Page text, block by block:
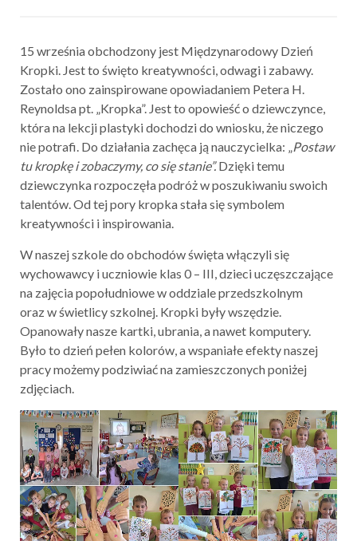
15 września obchodzony jest Międzynarodowy Dzień
Kropki. Jest to święto kreatywności, odwagi i zabawy.
Zostało ono zainspirowane opowiadaniem Petera H.
Reynoldsa pt. „Kropka”. Jest to opowieść o dziewczynce,
która na lekcji plastyki dochodzi do wniosku, że niczego
nie potrafi. Do działania zachęca ją nauczycielka: „Postaw
tu kropkę i zobaczymy, co się stanie”.Dzięki temu
dziewczynka rozpoczęła podróż w poszukiwaniu swoich
talentów. Od tej pory kropka stała się symbolem
kreatywności i inspirowania.
W naszej szkole do obchodów święta włączyli się
wychowawcy i uczniowie klas 0 – III, dzieci uczęszczające
na zajęcia popołudniowe w oddziale przedszkolnym
oraz w świetlicy szkolnej. Kropki były wszędzie.
Opanowały nasze kartki, ubrania, a nawet komputery.
Było to dzień pełen kolorów, a wspaniałe efekty naszej
pracy możemy podziwiać na zamieszczonych poniżej
zdjęciach.